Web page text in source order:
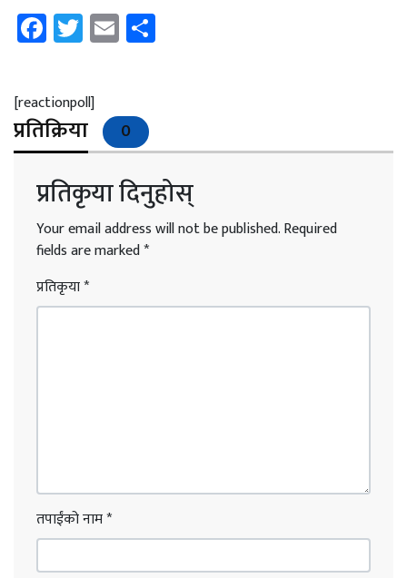
Facebook
Twitter
Email
[reactionpoll]
प्रतिक्रिया 0
प्रतिकृया दिनुहोस्
Your email address will not be published.Required
fields are marked*
प्रतिकृया*
तपाईंको नाम*